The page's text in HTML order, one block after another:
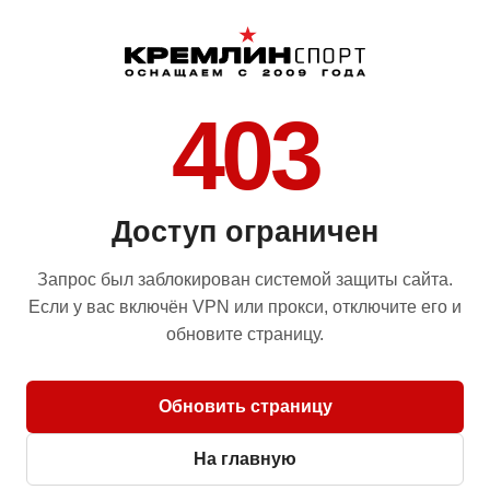
403
Доступ ограничен
Запрос был заблокирован системой защиты сайта.
Если у вас включён VPN или прокси, отключите его и
обновите страницу.
Обновить страницу
На главную